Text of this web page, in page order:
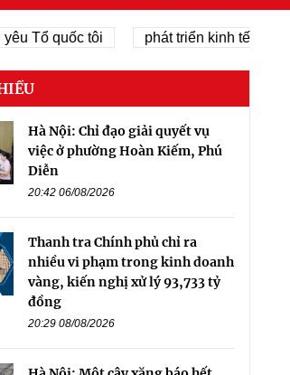
quốc tôi phát triển kinh tế tư nhân
Hà Nội: Chỉ đạo giải quyết vụ
việc ở phường Hoàn Kiếm, Phú
Diễn
20:42 06/08/2026
Thanh tra Chính phủ chỉ ra
nhiều vi phạm trong kinh doanh
vàng, kiến nghị xử lý 93,733 tỷ
đồng
20:29 08/08/2026